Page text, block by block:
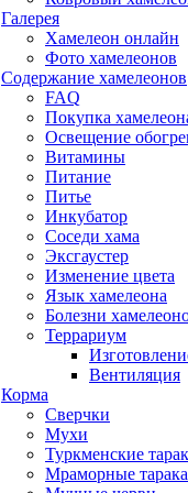
Галерея
Хамелеон онлайн
Фото хамелеонов
Содержание хамелеонов
FAQ
Покупка
Освещение
Витамины
Питание
Питье
Инкубатор
Соседи хама
Эксгаустер
Изменение цвета
Язык хамелеона
Болезни
Террариум
Вентиляция
Корма
Сверчки
Мухи
Туркменские
Мраморные